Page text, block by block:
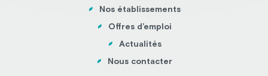
Nos établissements
Offres d’emploi
Actualités
Nous contacter